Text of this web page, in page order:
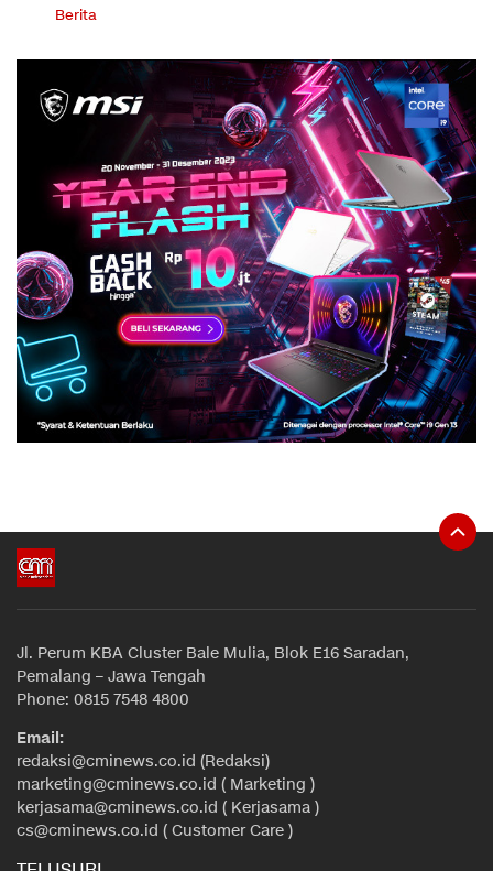
Berita
Jl. Perum KBA Cluster Bale Mulia, Blok E16 Saradan,
Pemalang – Jawa Tengah
Phone: 0815 7548 4800
Email:
redaksi@cminews.co.id (Redaksi)
marketing@cminews.co.id ( Marketing )
kerjasama@cminews.co.id ( Kerjasama )
cs@cminews.co.id ( Customer Care )